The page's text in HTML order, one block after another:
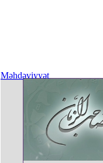
Məhdəviyyət